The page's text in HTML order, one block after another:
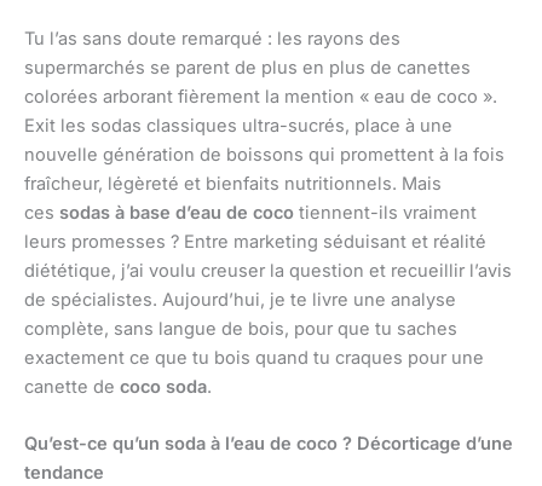
Tu l’as sans doute remarqué : les rayons des
supermarchés se parent de plus en plus de canettes
colorées arborant fièrement la mention « eau de coco ».
Exit les sodas classiques ultra-sucrés, place à une
nouvelle génération de boissons qui promettent à la fois
fraîcheur, légèreté et bienfaits nutritionnels. Mais
ces sodas à base d’eau de coco tiennent-ils vraiment
leurs promesses ? Entre marketing séduisant et réalité
diététique, j’ai voulu creuser la question et recueillir l’avis
de spécialistes. Aujourd’hui, je te livre une analyse
complète, sans langue de bois, pour que tu saches
exactement ce que tu bois quand tu craques pour une
canette de coco soda.
Qu’est-ce qu’un soda à l’eau de coco ? Décorticage d’une
tendance